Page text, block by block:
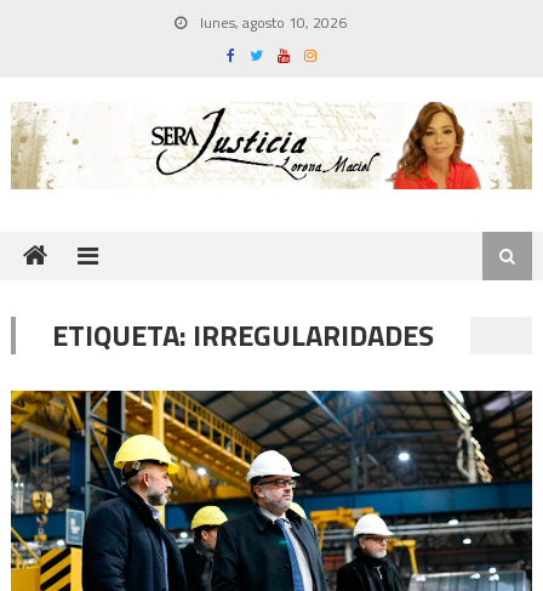
lunes, agosto 10, 2026
ETIQUETA: IRREGULARIDADES